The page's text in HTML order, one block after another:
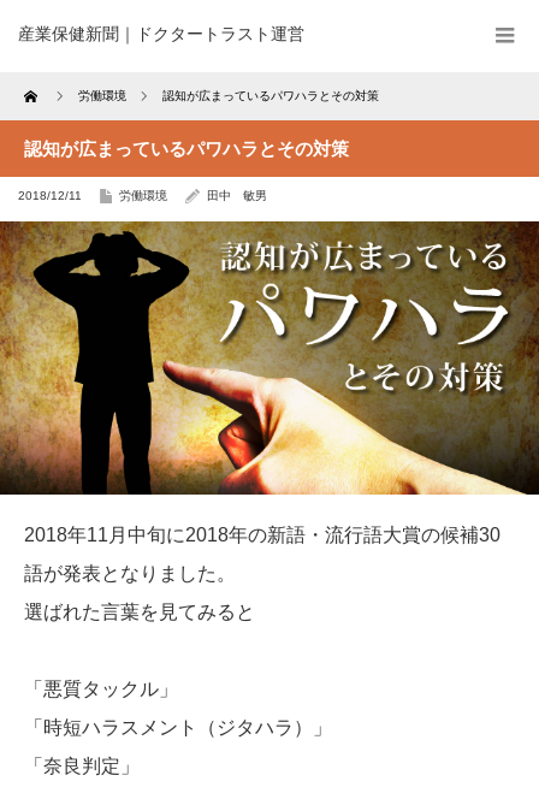
産業保健新聞｜ドクタートラスト運営
Home 労働環境 認知が広まっているパワハラとその対策
認知が広まっているパワハラとその対策
2018/12/11 労働環境 田中 敏男
2018年11月中旬に2018年の新語・流行語大賞の候補30
語が発表となりました。
選ばれた言葉を見てみると
「悪質タックル」
「時短ハラスメント（ジタハラ）」
「奈良判定」